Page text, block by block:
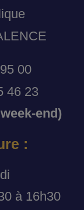
00
46 23
end)
:
à 16h30